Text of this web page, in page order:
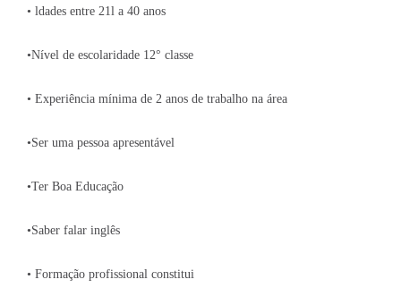
• ldades entre 21l a 40 anos
•Nível de escolaridade 12° classe
• Experiência mínima de 2 anos de trabalho na área
•Ser uma pessoa apresentável
•Ter Boa Educação
•Saber falar inglês
• Formação profissional constitui